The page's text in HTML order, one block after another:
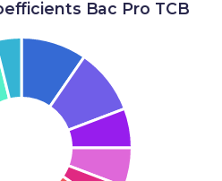
Bac Pro TCB